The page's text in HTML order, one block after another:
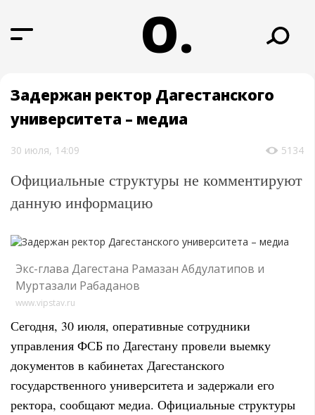
О.
Задержан ректор Дагестанского
университета – медиа
30 июля, 14:09 5134
Официальные структуры не комментируют
данную информацию
Экс-глава Дагестана Рамазан Абдулатипов и
Муртазали Рабаданов
www.vipstav.ru
Сегодня, 30 июля, оперативные сотрудники
управления ФСБ по Дагестану провели выемку
документов в кабинетах Дагестанского
государственного университета и задержали его
ректора, сообщают медиа. Официальные структуры